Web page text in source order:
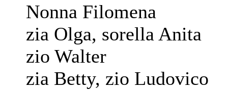
Nonna Filomena
zia Olga, sorella Anita
zio Walter
zia Betty, zio Ludovico